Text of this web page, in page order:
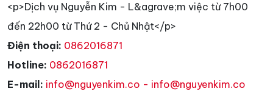
<p>Dịch vụ Nguyễn Kim - L&agrave;m việc từ 7h00
đến 22h00 từ Thứ 2 - Chủ Nhật</p>
Điện thoại: 0862016871
Hotline: 0862016871
E-mail: info@nguyenkim.co - info@nguyenkim.co